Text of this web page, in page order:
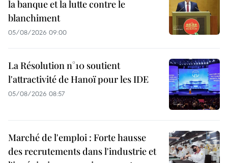
la banque et la lutte contre le
blanchiment
05/08/2026 09:00
La Résolution n°10 soutient
l'attractivité de Hanoï pour les IDE
05/08/2026 08:57
Marché de l'emploi : Forte hausse
des recrutements dans l'industrie et